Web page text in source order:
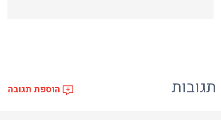
תגובות הוספת תגובה